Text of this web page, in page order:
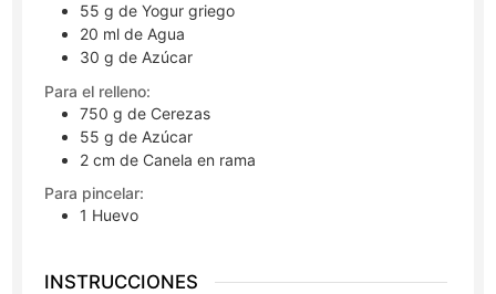
55 g de Yogur griego
20 ml de Agua
30 g de Azúcar
Para el relleno:
750 g de Cerezas
55 g de Azúcar
2 cm de Canela en rama
Para pincelar:
1 Huevo
INSTRUCCIONES